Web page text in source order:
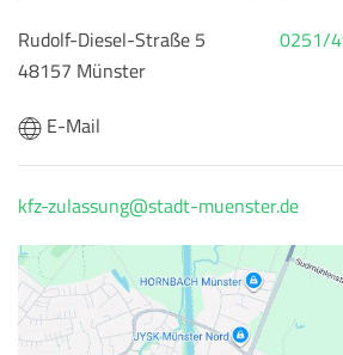
Rudolf-Diesel-Straße 5
48157 Münster
0251/
E-Mail
kfz-zulassung@stadt-muenster.de